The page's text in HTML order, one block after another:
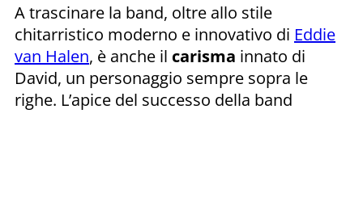
A trascinare la band, oltre allo stile
chitarristico moderno e innovativo di Eddie
van Halen, è anche il carisma innato di
David, un personaggio sempre sopra le
righe. L’apice del successo della band